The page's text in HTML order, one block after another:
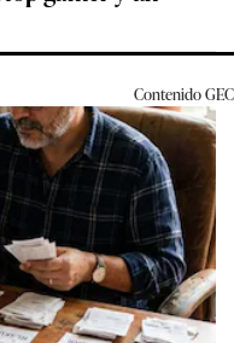
ContenidoGEC